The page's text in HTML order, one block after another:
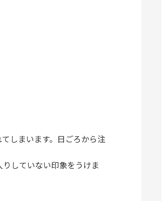
しまいます。日ごろから注
していない印象をうけま